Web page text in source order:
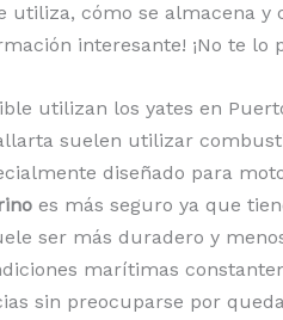
cómo se almacena y
interesante! ¡No te lo
utilizan los yates en
suelen utilizar
diseñado para
es más seguro ya que
ser más duradero y
marítimas
sin preocuparse por